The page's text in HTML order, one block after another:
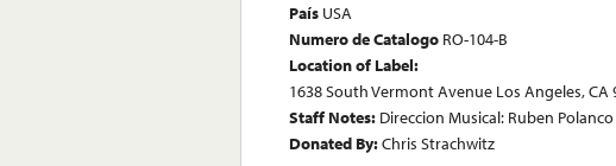
País USA
Numero de Catalogo RO-104-B
Location of Label:
1638 South Vermont Avenue Los Angeles, CA
Staff Notes: Direccion Musical: Ruben Polanco
Donated By:Chris Strachwitz